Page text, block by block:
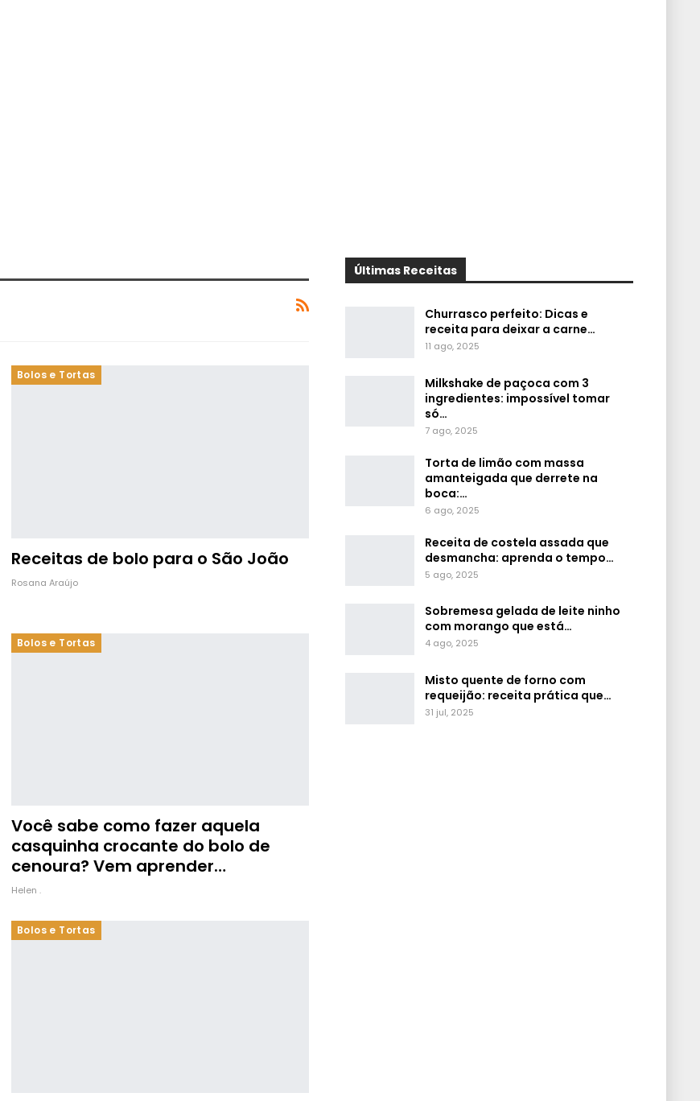
Bolos e Tortas
Receitas de bolo para o São João
Rosana Araújo
Bolos e Tortas
Você sabe como fazer aquela
casquinha crocante do bolo de
cenoura? Vem aprender…
Helen .
Bolos e Tortas
Últimas Receitas
Churrasco perfeito: Dicas e
receita para deixar a carne…
11 ago, 2025
Milkshake de paçoca com 3
ingredientes: impossível tomar
só…
7 ago, 2025
Torta de limão com massa
amanteigada que derrete na
boca:…
6 ago, 2025
Receita de costela assada que
desmancha: aprenda o tempo…
5 ago, 2025
Sobremesa gelada de leite ninho
com morango que está…
4 ago, 2025
Misto quente de forno com
requeijão: receita prática que…
31 jul, 2025